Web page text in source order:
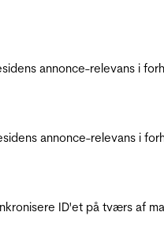
annonce-relevans i
annonce-relevans i
ID'et på tværs af